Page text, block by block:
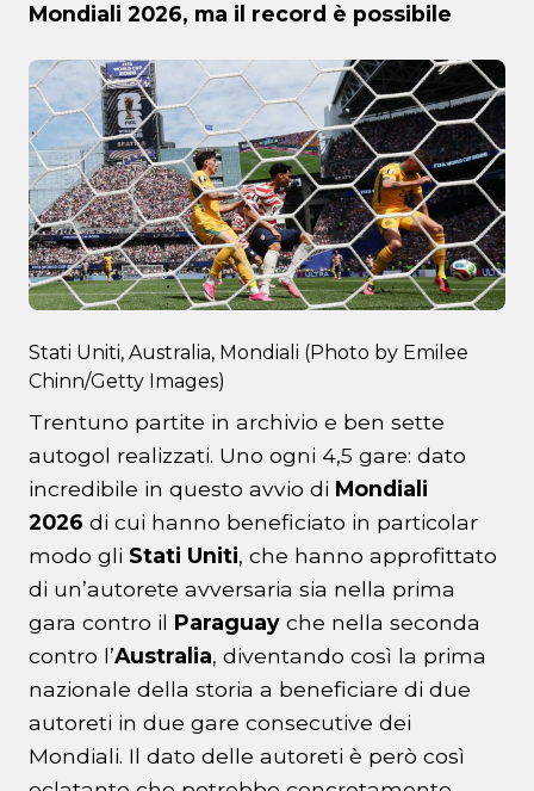
Mondiali 2026, ma il record è possibile
Stati Uniti, Australia, Mondiali (Photo by Emilee
Chinn/Getty Images)
Trentuno partite in archivio e ben sette
autogol realizzati. Uno ogni 4,5 gare: dato
incredibile in questo avvio di Mondiali
2026 di cui hanno beneficiato in particolar
modo gli Stati Uniti, che hanno approfittato
di un’autorete avversaria sia nella prima
gara contro il Paraguay che nella seconda
contro l’Australia, diventando così la prima
nazionale della storia a beneficiare di due
autoreti in due gare consecutive dei
Mondiali. Il dato delle autoreti è però così